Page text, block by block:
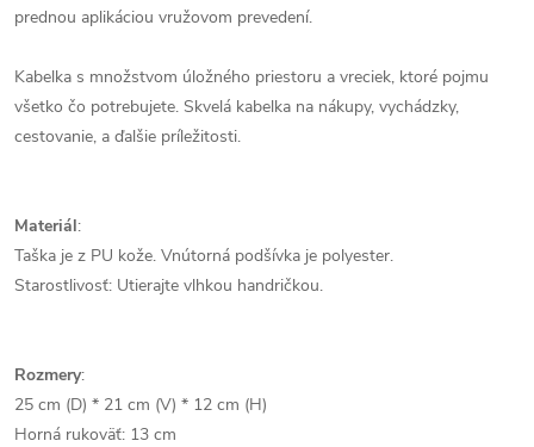
prednou aplikáciou vružovom prevedení.
Kabelka s množstvom úložného priestoru a vreciek, ktoré pojmu
všetko čo potrebujete. Skvelá kabelka na nákupy, vychádzky,
cestovanie, a ďalšie príležitosti.
Materiál:
Taška je z PU kože. Vnútorná podšívka je polyester.
Starostlivosť: Utierajte vlhkou handričkou.
Rozmery:
25 cm (D) * 21 cm (V) * 12 cm (H)
Horná rukoväť: 13 cm